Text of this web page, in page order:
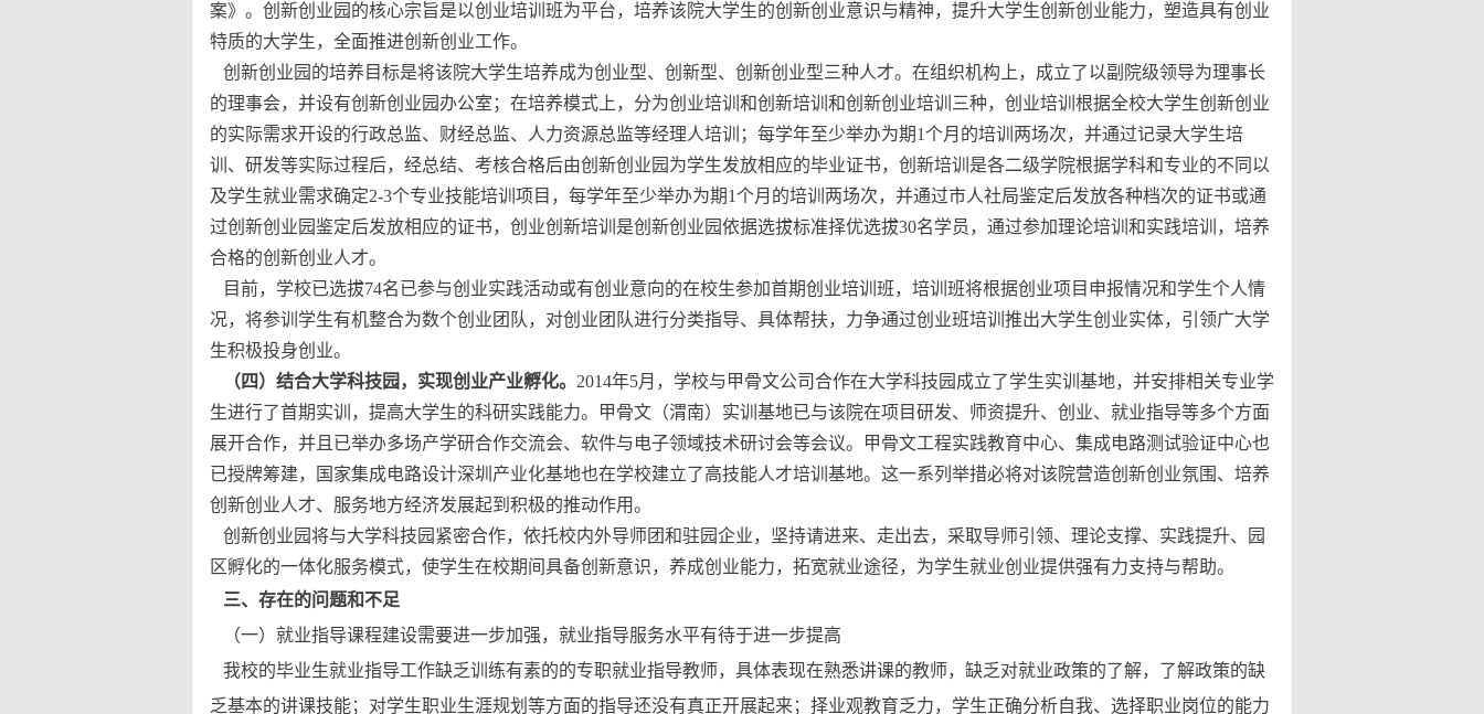
案》。创新创业园的核心宗旨是以创业培训班为平台，培养该院大学生的创新创业意识与精神，提升大学生创新创业能力，塑造具有创业
特质的大学生，全面推进创新创业工作。
创新创业园的培养目标是将该院大学生培养成为创业型、创新型、创新创业型三种人才。在组织机构上，成立了以副院级领导为理事长
的理事会，并设有创新创业园办公室；在培养模式上，分为创业培训和创新培训和创新创业培训三种，创业培训根据全校大学生创新创业
的实际需求开设的行政总监、财经总监、人力资源总监等经理人培训；每学年至少举办为期1个月的培训两场次，并通过记录大学生培
训、研发等实际过程后，经总结、考核合格后由创新创业园为学生发放相应的毕业证书，创新培训是各二级学院根据学科和专业的不同以
及学生就业需求确定2-3个专业技能培训项目，每学年至少举办为期1个月的培训两场次，并通过市人社局鉴定后发放各种档次的证书或通
过创新创业园鉴定后发放相应的证书，创业创新培训是创新创业园依据选拔标准择优选拔30名学员，通过参加理论培训和实践培训，培养
合格的创新创业人才。
目前，学校已选拔74名已参与创业实践活动或有创业意向的在校生参加首期创业培训班，培训班将根据创业项目申报情况和学生个人情
况，将参训学生有机整合为数个创业团队，对创业团队进行分类指导、具体帮扶，力争通过创业班培训推出大学生创业实体，引领广大学
生积极投身创业。
（四）结合大学科技园，实现创业产业孵化。 2014年5月，学校与甲骨文公司合作在大学科技园成立了学生实训基地，并安排相关专业学
生进行了首期实训，提高大学生的科研实践能力。甲骨文（渭南）实训基地已与该院在项目研发、师资提升、创业、就业指导等多个方面
展开合作，并且已举办多场产学研合作交流会、软件与电子领域技术研讨会等会议。甲骨文工程实践教育中心、集成电路测试验证中心也
已授牌筹建，国家集成电路设计深圳产业化基地也在学校建立了高技能人才培训基地。这一系列举措必将对该院营造创新创业氛围、培养
创新创业人才、服务地方经济发展起到积极的推动作用。
创新创业园将与大学科技园紧密合作，依托校内外导师团和驻园企业，坚持请进来、走出去，采取导师引领、理论支撑、实践提升、园
区孵化的一体化服务模式，使学生在校期间具备创新意识，养成创业能力，拓宽就业途径，为学生就业创业提供强有力支持与帮助。
三、存在的问题和不足
（一）就业指导课程建设需要进一步加强，就业指导服务水平有待于进一步提高
我校的毕业生就业指导工作缺乏训练有素的的专职就业指导教师，具体表现在熟悉讲课的教师，缺乏对就业政策的了解，了解政策的缺
乏基本的讲课技能；对学生职业生涯规划等方面的指导还没有真正开展起来；择业观教育乏力，学生正确分析自我、选择职业岗位的能力